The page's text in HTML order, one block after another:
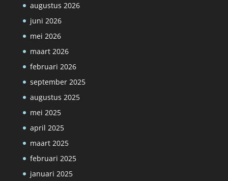
augustus 2026
juni 2026
mei 2026
maart 2026
februari 2026
september 2025
augustus 2025
mei 2025
april 2025
maart 2025
februari 2025
januari 2025